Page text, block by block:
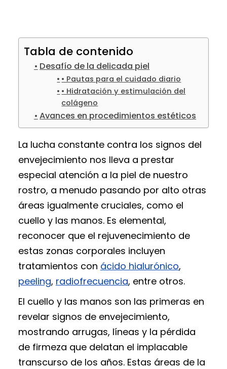
Tabla de contenido
Desafío de la delicada piel
• Pautas para el cuidado diario
• Hidratación y estimulación del
colágeno
Avances en procedimientos estéticos
La lucha constante contra los signos del
envejecimiento nos lleva a prestar
especial atención a la piel de nuestro
rostro, a menudo pasando por alto otras
áreas igualmente cruciales, como el
cuello y las manos. Es elemental,
reconocer que el rejuvenecimiento de
estas zonas corporales incluyen
tratamientos con ácido hialurónico,
peeling, radiofrecuencia, entre otros.
El cuello y las manos son las primeras en
revelar signos de envejecimiento,
mostrando arrugas, líneas y la pérdida
de firmeza que delatan el implacable
transcurso de los años. Estas áreas de la